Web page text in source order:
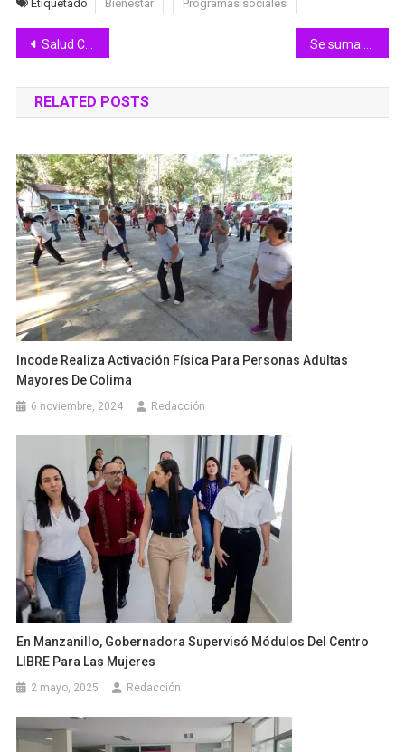
Etiquetado Bienestar Programas sociales
Navegación
de
entradas
Salud Colima alerta: se mantiene la influenza en el estado; acumula 63 casos Se suma Vladimir Parra a campaña de Sheimbaum
RELATED POSTS
Incode Realiza Activación Física Para Personas Adultas
Mayores De Colima
6 noviembre, 2024 Redacción
En Manzanillo, Gobernadora Supervisó Módulos Del Centro
LIBRE Para Las Mujeres
2 mayo, 2025 Redacción